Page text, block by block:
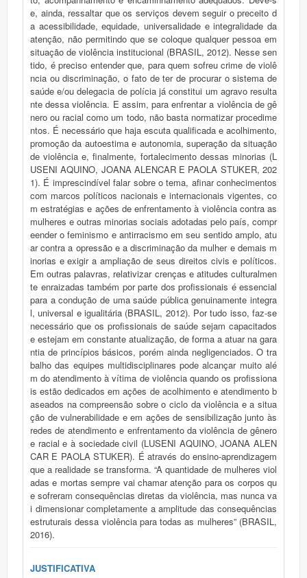
JUSTIFICATIVA